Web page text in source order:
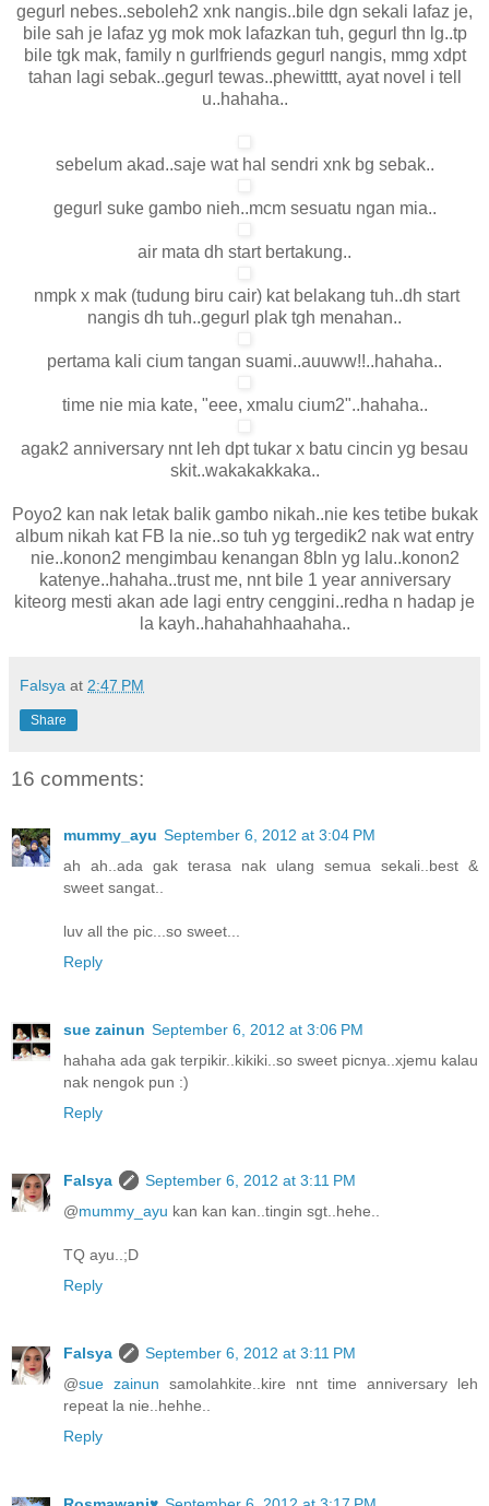
gegurl nebes..seboleh2 xnk nangis..bile dgn sekali lafaz je,
bile sah je lafaz yg mok mok lafazkan tuh, gegurl thn lg..tp
bile tgk mak, family n gurlfriends gegurl nangis, mmg xdpt
tahan lagi sebak..gegurl tewas..phewitttt, ayat novel i tell
u..hahaha..
sebelum akad..saje wat hal sendri xnk bg sebak..
gegurl suke gambo nieh..mcm sesuatu ngan mia..
air mata dh start bertakung..
nmpk x mak (tudung biru cair) kat belakang tuh..dh start
nangis dh tuh..gegurl plak tgh menahan..
pertama kali cium tangan suami..auuww!!..hahaha..
time nie mia kate, "eee, xmalu cium2"..hahaha..
agak2 anniversary nnt leh dpt tukar x batu cincin yg besau
skit..wakakakkaka..
Poyo2 kan nak letak balik gambo nikah..nie kes tetibe bukak
album nikah kat FB la nie..so tuh yg tergedik2 nak wat entry
nie..konon2 mengimbau kenangan 8bln yg lalu..konon2
katenye..hahaha..trust me, nnt bile 1 year anniversary
kiteorg mesti akan ade lagi entry cenggini..redha n hadap je
la kayh..hahahahhaahaha..
Falsya at 2:47 PM
Share
16 comments:
mummy_ayu September 6, 2012 at 3:04 PM
ah ah..ada gak terasa nak ulang semua sekali..best &
sweet sangat..
luv all the pic...so sweet...
Reply
sue zainun September 6, 2012 at 3:06 PM
hahaha ada gak terpikir..kikiki..so sweet picnya..xjemu kalau
nak nengok pun :)
Reply
Falsya
September 6, 2012 at 3:11 PM
@mummy_ayu kan kan kan..tingin sgt..hehe..
TQ ayu..;D
Reply
Falsya
September 6, 2012 at 3:11 PM
@sue zainun samolahkite..kire nnt time anniversary leh
repeat la nie..hehhe..
Reply